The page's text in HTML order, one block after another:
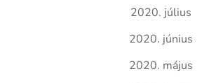
2020. július
2020. június
2020. május